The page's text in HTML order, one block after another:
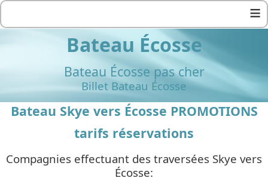
≡
Bateau Écosse
Bateau Écosse pas cher
Billet Bateau Écosse
Bateau Skye vers Écosse PROMOTIONS
tarifs réservations
Compagnies effectuant des traversées Skye vers
Écosse: